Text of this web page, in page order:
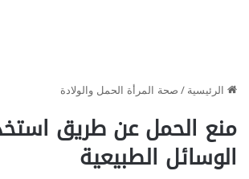
الرئيسية/صحة المرأة الحمل والولادة
منع الحمل عن طريق
الوسائل الطبيعية